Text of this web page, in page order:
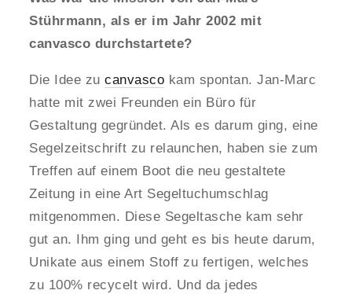
Stührmann, als er im Jahr 2002 mit
canvasco durchstartete?
Die Idee zucanvasco kam spontan. Jan-Marc
hatte mit zwei Freunden ein Büro für
Gestaltung gegründet. Als es darum ging, eine
Segelzeitschrift zu relaunchen, haben sie zum
Treffen auf einem Boot die neu gestaltete
Zeitung in eine Art Segeltuchumschlag
mitgenommen. Diese Segeltasche kam sehr
gut an. Ihm ging und geht es bis heute darum,
Unikate aus einem Stoff zu fertigen, welches
zu 100% recycelt wird. Und da jedes